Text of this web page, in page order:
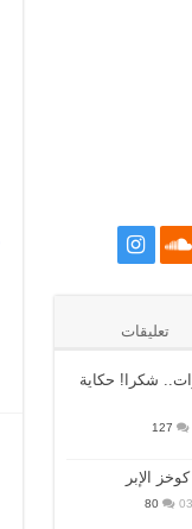
تعليقات
شكرا! حكاية
127
الإبر
80